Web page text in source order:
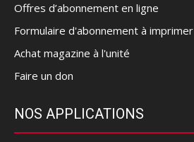
Offres d’abonnement en ligne
Formulaire d'abonnement à imprimer
Achat magazine à l'unité
Faire un don
NOS APPLICATIONS